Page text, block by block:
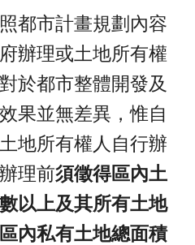
都市計畫規劃內容
辦理或土地所有權
於都市整體開發及
果並無差異，惟自
地所有權人自行辦
理前須徵得區內土
以上及其所有土地
內私有土地總面積